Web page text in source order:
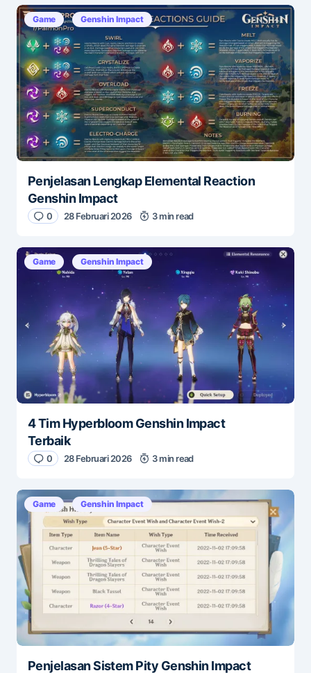
Game Genshin Impact
Penjelasan Lengkap Elemental Reaction
Genshin Impact
0 28 Februari 2026 3 min read
Game Genshin Impact
4 Tim Hyperbloom Genshin Impact
Terbaik
0 28 Februari 2026 3 min read
Game Genshin Impact
Penjelasan Sistem Pity Genshin Impact